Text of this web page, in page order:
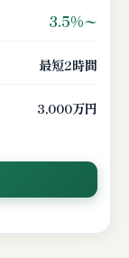
3.5%〜
最短2時間
3,000万円